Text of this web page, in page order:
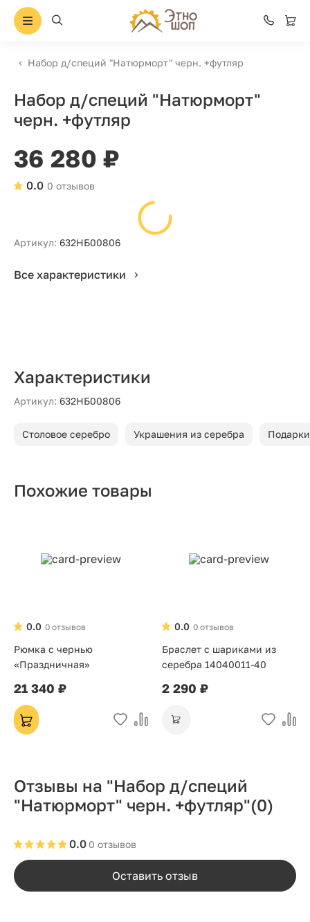
Набор д/специй "Натюрморт" черн. +футляр
Набор д/специй "Натюрморт"
черн. +футляр
36 280 ₽
0 отзывов
0.0
Артикул: 632НБ00806
Все характеристики
Характеристики
Артикул: 632НБ00806
Столовое серебро Украшения из серебра
Похожие товары
0 отзывов
0.0
Рюмка с чернью
«Праздничная»
21 340 ₽
0 отзывов
0.0
Браслет с шариками из
серебра 14040011-40
2 290 ₽
Отзывы на "Набор д/специй
"Натюрморт" черн. +футляр"(0)
0 отзывов
0.0
Оставить отзыв